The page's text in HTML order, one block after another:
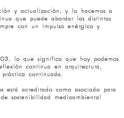
y actualización, y lo hacemos a
que puede abordar las distintas
con un impulso enérgico y
lo que significa que hoy podemos
continua en arquitectura,
continuada.
está acreditado como asociado para
sostenibilidad medioambiental